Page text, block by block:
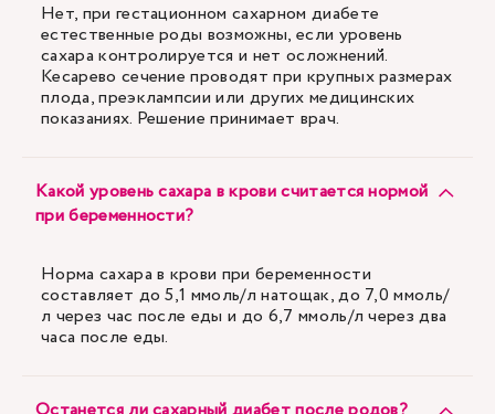
Нет, при гестационном сахарном диабете
естественные роды возможны, если уровень
сахара контролируется и нет осложнений.
Кесарево сечение проводят при крупных размерах
плода, преэклампсии или других медицинских
показаниях. Решение принимает врач.
Какой уровень сахара в крови считается нормой
при беременности?
Норма сахара в крови при беременности
составляет до 5,1 ммоль/л натощак, до 7,0 ммоль/
л через час после еды и до 6,7 ммоль/л через два
часа после еды.